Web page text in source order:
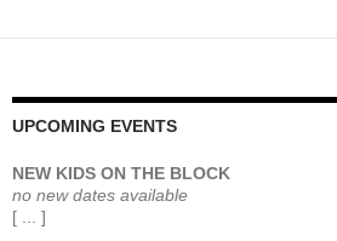
UPCOMING EVENTS
NEW KIDS ON THE BLOCK
no new dates available
[ ... ]